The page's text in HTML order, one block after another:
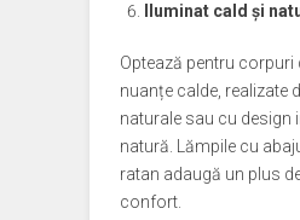
Iluminat cald și
Optează pentru corpuri
nuanțe calde, realizate
naturale sau cu design
natură. Lămpile cu
ratan adaugă un plus
confort.